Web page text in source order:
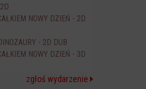
NOWY DZIEŃ - 2D
- 2D DUB
NOWY DZIEŃ - 3D
zgłoś wydarzenie